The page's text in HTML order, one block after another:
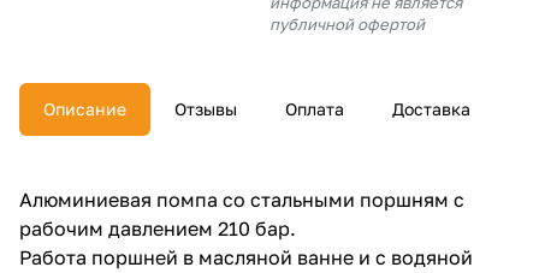
публичной офертой
Описание Отзывы Оплата Доставка
Алюминиевая помпа со стальными поршням с
рабочим давлением 210 бар.
Работа поршней в масляной ванне и с водяной
недели